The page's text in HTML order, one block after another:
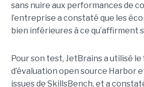
sans nuire aux performances de
l’entreprise a constaté que les
bien inférieures à ce qu’affirment
Pour son test, JetBrains a utilisé
d’évaluation open source Harbor
issues de SkillsBench, et a